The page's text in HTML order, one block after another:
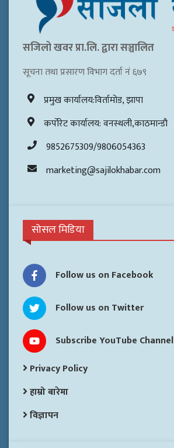
सजिलो खवर प्रा.लि. द्वारा सञ्चालित
सूचना तथा प्रसारण विभाग दर्ता नं ६७९
प्रमुख कार्यालय:विर्तामोड, झापा
कर्पोरेट कार्यालय: वनस्थली,काठमान्डौ
9852675309/9806054363
marketing@sajilokhabar.com
सोसल मिडिया
Follow us on Facebook
Follow us on Twitter
Subscribe YouTube Channel
Privacy Policy
हाम्रो बारेमा
विज्ञापन